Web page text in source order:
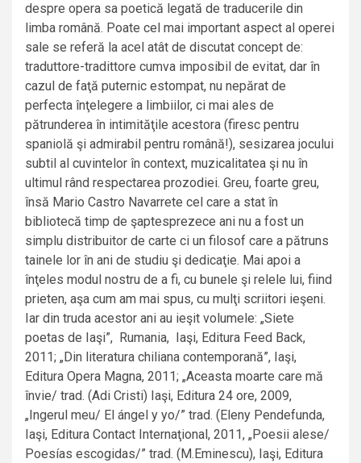
despre opera sa poetică legată de traducerile din
limba română. Poate cel mai important aspect al operei
sale se referă la acel atât de discutat concept de:
traduttore-tradittore cumva imposibil de evitat, dar în
cazul de faţă puternic estompat, nu nepărat de
perfecta înţelegere a limbiilor, ci mai ales de
pătrunderea în intimităţile acestora (firesc pentru
spaniolă şi admirabil pentru română!), sesizarea jocului
subtil al cuvintelor în context, muzicalitatea şi nu în
ultimul rând respectarea prozodiei. Greu, foarte greu,
însă Mario Castro Navarrete cel care a stat în
bibliotecă timp de şaptesprezece ani nu a fost un
simplu distribuitor de carte ci un filosof care a pătruns
tainele lor în ani de studiu şi dedicaţie. Mai apoi a
înţeles modul nostru de a fi, cu bunele şi relele lui, fiind
prieten, aşa cum am mai spus, cu mulţi scriitori ieşeni.
Iar din truda acestor ani au ieşit volumele: „Siete
poetas de Iaşi”, Rumania, Iaşi, Editura Feed Back,
2011; „Din literatura chiliana contemporană”, Iaşi,
Editura Opera Magna, 2011; „Aceasta moarte care mă
învie/ trad. (Adi Cristi) Iaşi, Editura 24 ore, 2009,
„Ingerul meu/ El ángel y yo/” trad. (Eleny Pendefunda,
Iaşi, Editura Contact Internaţional, 2011, „Poesii alese/
Poesías escogidas/” trad. (M.Eminescu), Iaşi, Editura